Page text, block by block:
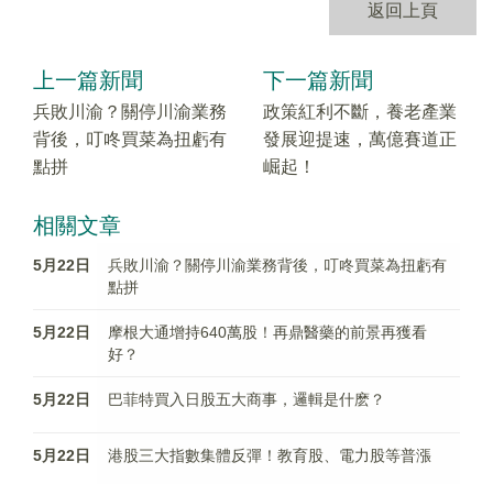
返回上頁
上一篇新聞
兵敗川渝？關停川渝業務
背後，叮咚買菜為扭虧有
點拼
下一篇新聞
政策紅利不斷，養老產業
發展迎提速，萬億賽道正
崛起！
相關文章
5月22日
兵敗川渝？關停川渝業務背後，叮咚買菜為扭虧有
點拼
5月22日
摩根大通增持640萬股！再鼎醫藥的前景再獲看
好？
5月22日 巴菲特買入日股五大商事，邏輯是什麽？
5月22日 港股三大指數集體反彈！教育股、電力股等普漲